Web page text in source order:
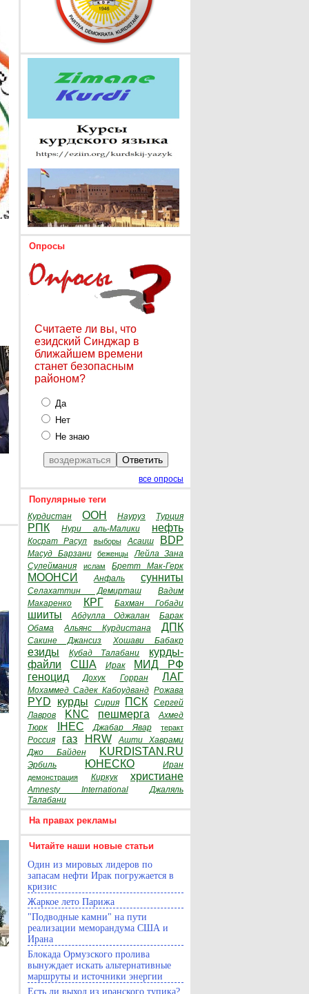
Опросы
Считаете ли вы, что
езидский Синджар в
ближайшем времени
станет безопасным
районом?
Да
Нет
Не знаю
все опросы
Популярные теги
Курдистан ООН Науруз Турция
РПК Нури аль-Малики нефть
Косрат Расул выборы Асаиш BDP
Масуд Барзани беженцы
Лейла Зана
Сулеймания
ислам Бретт Мак-Герк
МООНСИ Анфаль сунниты
Селахаттин Демирташ
Вадим
Макаренко
КРГ Бахман Гобади
шииты Абдулла Оджалан
Барак
Обама
Альянс Курдистана ДПК
Сакине Джансиз Хошави Бабакр
езиды Кубад Талабани
курды-
файли
США Ирак
МИД РФ
геноцид
Дохук Горран ЛАГ
Мохаммед Садек Кабоудванд Рожава
PYD курды Сирия ПСК
Сергей
Лавров
KNC пешмерга
Ахмед
Тюрк
IHEC Джабар Явар теракт
Россия газ HRW
Ашти Хаврами
Джо Байден
KURDISTAN.RU
Эрбиль ЮНЕСКО Иран
демонстрация Киркук христиане
Amnesty International
Джаляль
Талабани
На правах рекламы
Читайте наши новые статьи
Один из мировых лидеров по
запасам нефти Ирак погружается в
кризис
Жаркое лето Парижа
"Подводные камни" на пути
реализации меморандума США и
Ирана
Блокада Ормузского пролива
вынуждает искать альтернативные
маршруты и источники энергии
Есть ли выход из иранского тупика?